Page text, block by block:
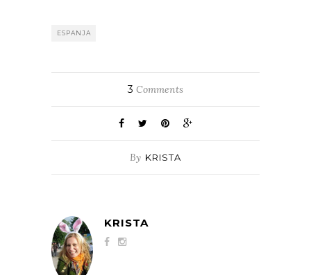
ESPANJA
3 Comments
By KRISTA
KRISTA